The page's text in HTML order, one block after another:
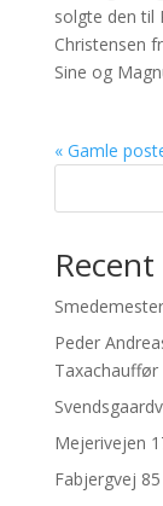
solgte den til
Christensen
Sine og
« Gamle
Peder
Taxachauffør
Mejerivejen
Fabjergvej